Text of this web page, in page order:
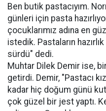
Ben butik pastacıyım.
günleri için pasta
çocuklarımız adına en
istedik. Pastaların
sürdü" dedi.
Muhtar Dilek Demir ise,
getirdi. Demir, "Pastacı
kadar hiç doğum günü
çok güzel bir jest yaptı.